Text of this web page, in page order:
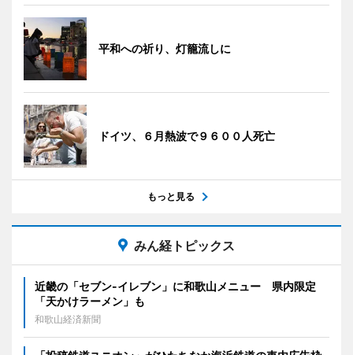
平和への祈り、灯籠流しに
ドイツ、６月熱波で９６００人死亡
もっと見る
みん経トピックス
近畿の「セブン-イレブン」に和歌山メニュー 県内限定
「天かけラーメン」も
和歌山経済新聞